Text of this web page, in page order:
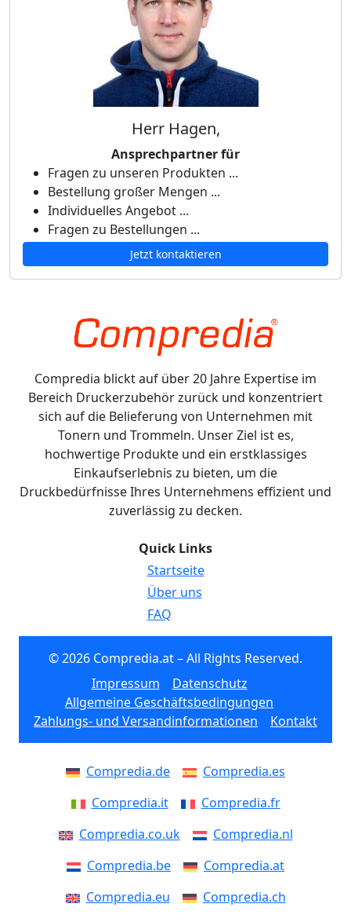
Herr Hagen,
Ansprechpartner für
Fragen zu unseren Produkten ...
Bestellung großer Mengen ...
Individuelles Angebot ...
Fragen zu Bestellungen ...
Jetzt kontaktieren
Compredia blickt auf über 20 Jahre Expertise im
Bereich Druckerzubehör zurück und konzentriert
sich auf die Belieferung von Unternehmen mit
Tonern und Trommeln. Unser Ziel ist es,
hochwertige Produkte und ein erstklassiges
Einkaufserlebnis zu bieten, um die
Druckbedürfnisse Ihres Unternehmens effizient und
zuverlässig zu decken.
Quick Links
Startseite
Über uns
FAQ
© 2026 Compredia.at – All Rights Reserved.
Impressum
Datenschutz
Allgemeine Geschäftsbedingungen
Zahlungs- und Versandinformationen
Kontakt
Compredia.de
Compredia.es
Compredia.it
Compredia.fr
Compredia.co.uk
Compredia.nl
Compredia.be
Compredia.at
Compredia.eu
Compredia.ch